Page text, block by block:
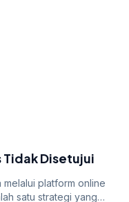
Tidak Disetujui
melalui platform online
satu strategi yang